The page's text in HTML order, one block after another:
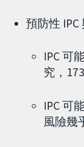
預防性 IPC
IPC 可
究，
IPC 可
風險幾